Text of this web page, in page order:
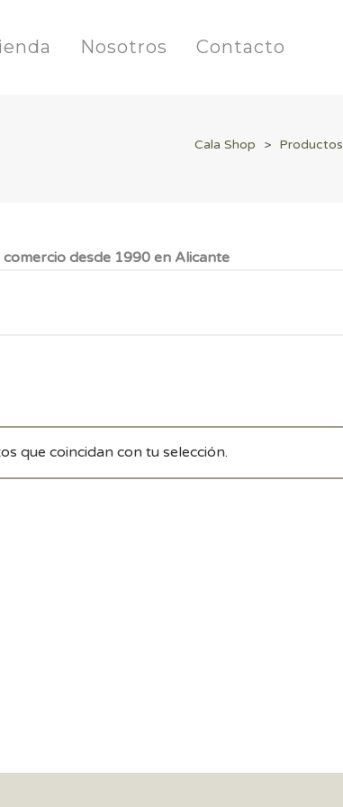
Nosotros Contacto
Cala Shop > Productos
comercio desde 1990 en Alicante
que coincidan con tu selección.